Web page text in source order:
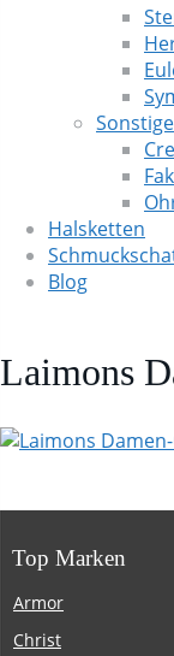
Halsketten
Blog
Laimons
Top Marken
Armor
Christ